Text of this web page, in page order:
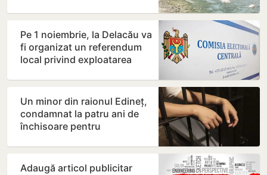
Pe 1 noiembrie, la Delacău va
fi organizat un referendum
local privind exploatarea
Un minor din raionul Edineț,
condamnat la patru ani de
închisoare pentru
Adaugă articol publicitar